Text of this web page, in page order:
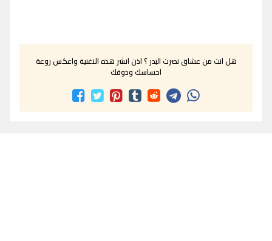
هل انت من عشاق نصرت البدر ؟ اذن انشر هذه الاغنية واعكس روعة
احساسك وذوقك